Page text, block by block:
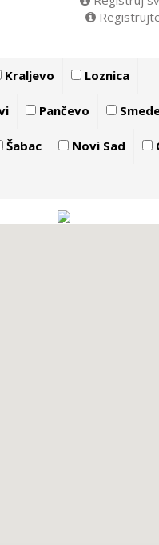
Kraljevo Loznica
Pančevo
Šabac Novi Sad